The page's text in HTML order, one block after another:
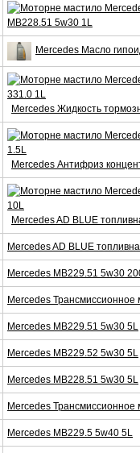
MB228.51 5w30 1L
Mercedes Масло
Mercedes Жидкость
Mercedes Антифриз
Mercedes AD BLUE
Mercedes AD BLUE
Mercedes MB229.51 5w30
Mercedes Трансмиссионное
Mercedes MB229.51 5w30 5L
Mercedes MB229.52 5w30 5L
Mercedes MB228.51 5w30 5L
Mercedes Трансмиссионное
Mercedes MB229.5 5w40 5L